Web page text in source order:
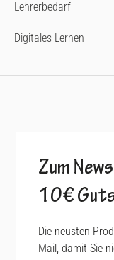
Lehrerbedarf
Digitales Lernen
Zum
10€
Die neusten
Mail, damit Sie